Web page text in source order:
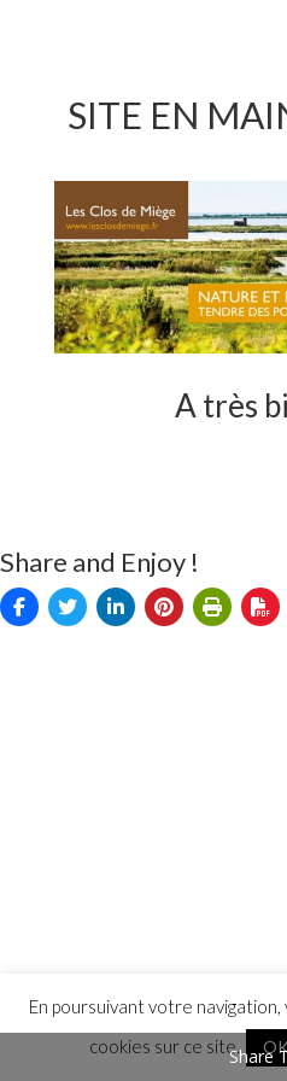
SITE EN
A très
Share and Enjoy !
En poursuivant votre
cookies sur ce site.
OK
Share